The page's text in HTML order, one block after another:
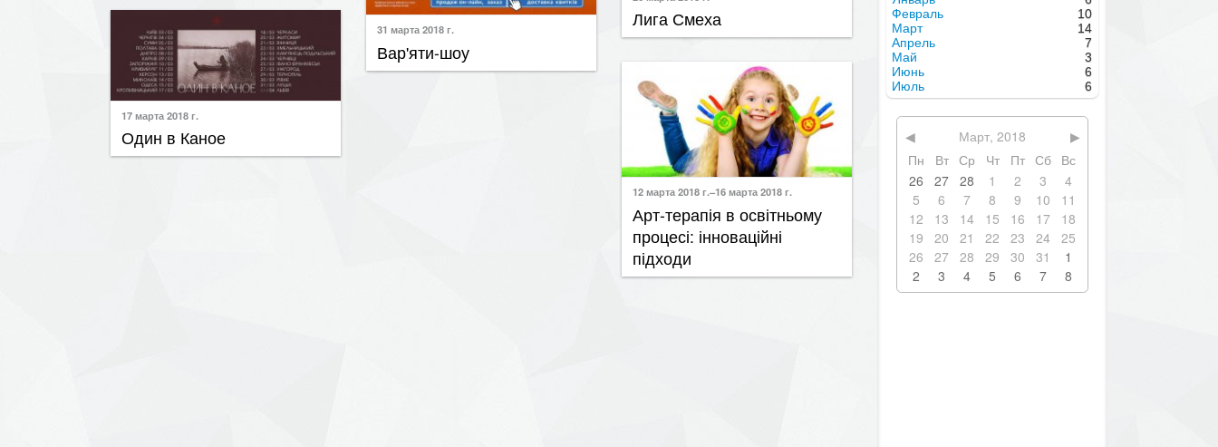
31 марта 2018 г.
Вар'яти-шоу
17 марта 2018 г.
Один в Каное
12 марта 2018 г.–16 марта 2018 г.
Арт-терапія в освітньому
процесі: інноваційні
підходи
Февраль
10
Март
14
Апрель
7
Май
3
Июнь
6
Июль
6
◀ Март, 2018
▶
Пн
Вт Ср Чт Пт Сб Вс
26
27 28 1 2 3
4
5
6 7 8 9 10
11
12
13 14 15 16 17
18
19
20 21 22 23 24
25
26
27 28 29 30 31
1
2
3 4 5 6 7 8